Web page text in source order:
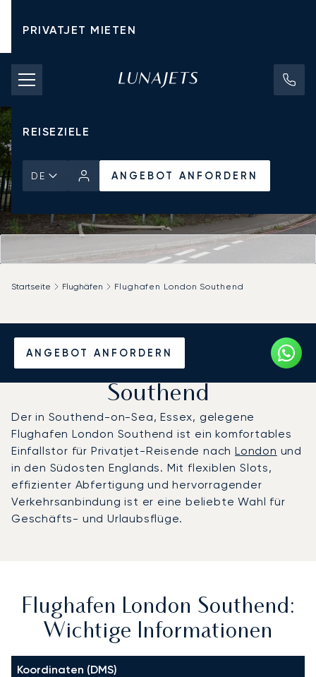
PRIVATJET MIETEN
CHARTERPREISE
PRIVATJETS
REISEZIELE
DE ANGEBOT ANFORDERN
ANGEBOT ANFORDERN
Startseite Flughäfen Flughafen London Southend
Privatjet chartern zum
Flughafen London
Southend
Der in Southend-on-Sea, Essex, gelegene
Flughafen London Southend ist ein komfortables
Einfallstor für Privatjet-Reisende nach London und
in den Südosten Englands. Mit flexiblen Slots,
effizienter Abfertigung und hervorragender
Verkehrsanbindung ist er eine beliebte Wahl für
Geschäfts- und Urlaubsflüge.
Flughafen London Southend:
Wichtige Informationen
Koordinaten (DMS)